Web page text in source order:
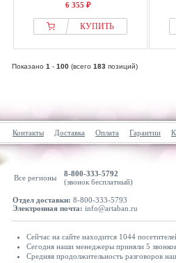
6 355 ₽
КУПИТЬ
Показано 1 - 100 (всего 183 позиций)
Контакты Доставка Оплата Гарантии
Все регионы
8-800-333-5792
(звонок бесплатный)
Отдел доставки: 8-800-333-5793
Электронная почта: info@artaban.ru
Сейчас на сайте находится 1044
Сегодня наши менеджеры приняли 5
Средняя продолжительность разговоров